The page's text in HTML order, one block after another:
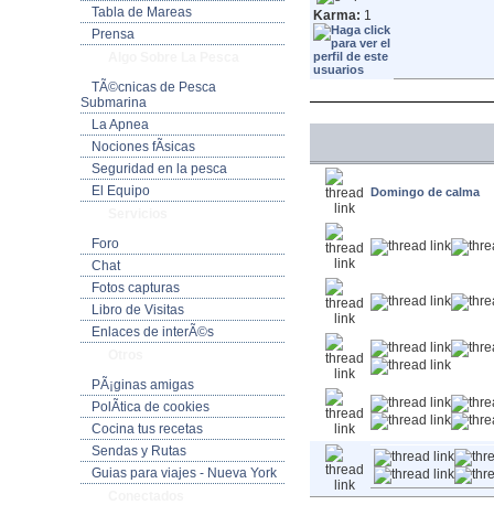
Tabla de Mareas
Prensa
TÃ©cnicas de Pesca
Submarina
La Apnea
Nociones fÃ­sicas
Seguridad en la pesca
El Equipo
Foro
Chat
Fotos capturas
Libro de Visitas
Enlaces de interÃ©s
PÃ¡ginas amigas
PolÃ­tica de cookies
Cocina tus recetas
Sendas y Rutas
Guias para viajes - Nueva York
Karma: 1
Domingo de calma